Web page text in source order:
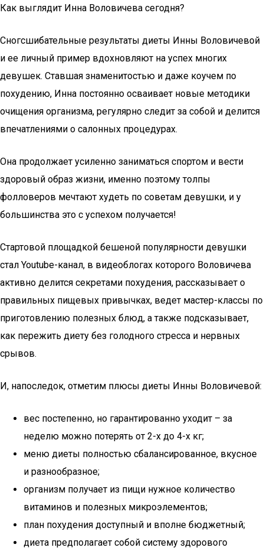
Как выглядит Инна Воловичева сегодня?
Сногсшибательные результаты диеты Инны Воловичевой
и ее личный пример вдохновляют на успех многих
девушек. Ставшая знаменитостью и даже коучем по
похудению, Инна постоянно осваивает новые методики
очищения организма, регулярно следит за собой и делится
впечатлениями о салонных процедурах.
Она продолжает усиленно заниматься спортом и вести
здоровый образ жизни, именно поэтому толпы
фолловеров мечтают худеть по советам девушки, и у
большинства это с успехом получается!
Стартовой площадкой бешеной популярности девушки
стал Youtube-канал, в видеоблогах которого Воловичева
активно делится секретами похудения, рассказывает о
правильных пищевых привычках, ведет мастер-классы по
приготовлению полезных блюд, а также подсказывает,
как пережить диету без голодного стресса и нервных
срывов.
И, напоследок, отметим плюсы диеты Инны Воловичевой:
вес постепенно, но гарантированно уходит – за
неделю можно потерять от 2-х до 4-х кг;
меню диеты полностью сбалансированное, вкусное
и разнообразное;
организм получает из пищи нужное количество
витаминов и полезных микроэлементов;
план похудения доступный и вполне бюджетный;
диета предполагает собой систему здорового